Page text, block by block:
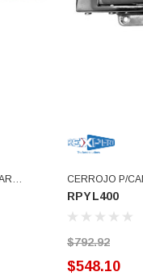
CERROJO P/
(RPYL400)
RPYL400
$792.92
$548.10